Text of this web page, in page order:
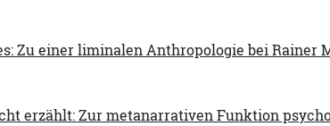
Zu einer liminalen Anthropologie bei Rainer
erzählt: Zur metanarrativen Funktion